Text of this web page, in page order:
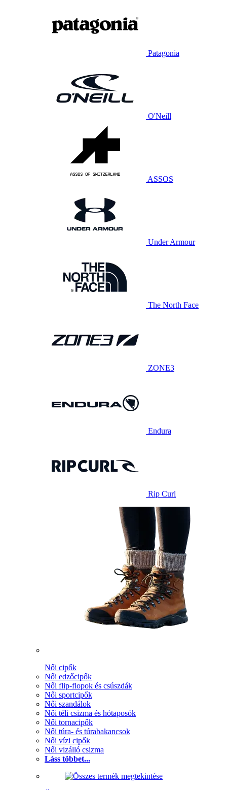
Patagonia
O'Neill
ASSOS
Under Armour
The North Face
ZONE3
Endura
Rip Curl
Női cipők
Női edzőcipők
Női flip-flopok és csúszdák
Női sportcipők
Női szandálok
Női téli csizma és hótaposók
Női tornacipők
Női túra- és túrabakancsok
Női vízi cipők
Női vizálló csizma
Láss többet...